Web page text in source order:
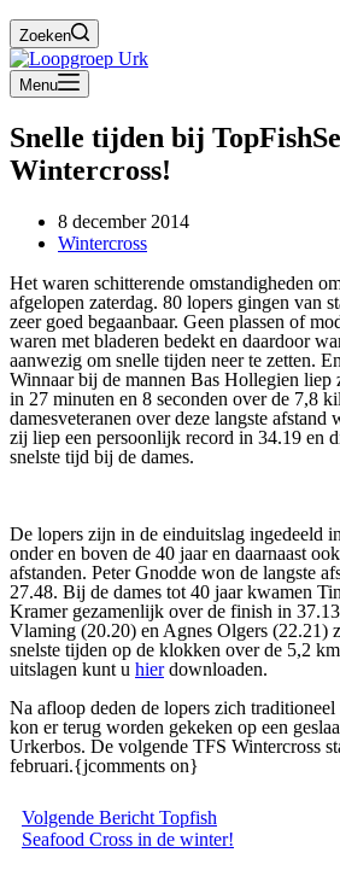
Zoeken
Menu
Snelle tijden bij
Wintercross!
8 december 2014
Wintercross
Het waren schitterende omstandigheden
afgelopen zaterdag. 80 lopers gingen van
zeer goed begaanbaar. Geen plassen of
waren met bladeren bedekt en daardoor
aanwezig om snelle tijden neer te zetten.
Winnaar bij de mannen Bas Hollegien liep
in 27 minuten en 8 seconden over de 7,8
damesveteranen over deze langste afstand
zij liep een persoonlijk record in 34.19 en
snelste tijd bij de dames.
De lopers zijn in de einduitslag ingedeeld
onder en boven de 40 jaar en daarnaast
afstanden. Peter Gnodde won de langste
27.48. Bij de dames tot 40 jaar kwamen
Kramer gezamenlijk over de finish in
Vlaming (20.20) en Agnes Olgers (22.21)
snelste tijden op de klokken over de 5,2
uitslagen kunt u hierdownloaden.
Na afloop deden de lopers zich traditioneel
kon er terug worden gekeken op een
Urkerbos. De volgende TFS Wintercross
februari.{jcomments on}
Volgende Bericht Topfish
Seafood Cross in de winter!